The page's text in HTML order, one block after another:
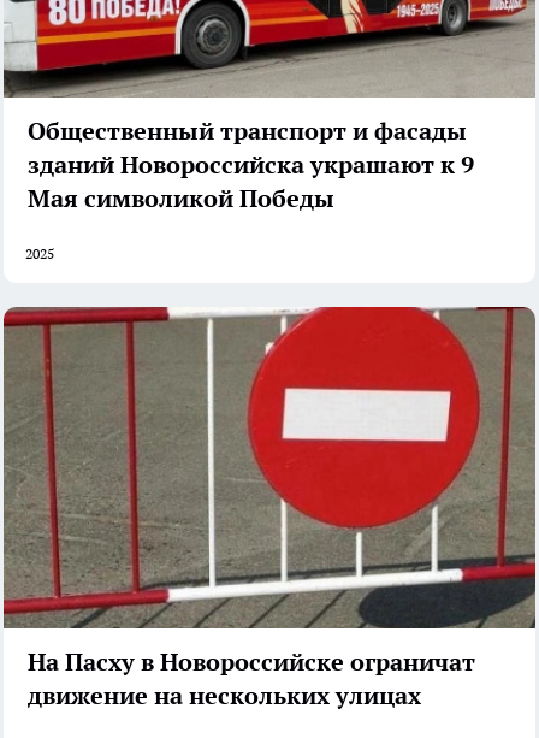
Общественный транспорт и фасады
зданий Новороссийска украшают к 9
Мая символикой Победы
2025
На Пасху в Новороссийске ограничат
движение на нескольких улицах